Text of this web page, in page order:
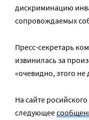
дискриминацию
сопровождаемых
Пресс-секретарь
извинилась за
«очевидно, этого
На сайте
следующее